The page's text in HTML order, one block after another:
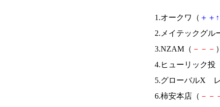
1.オークワ（ ＋ ＋ ↑
2.メイテックグル
3.NZAM（ － － －
4.ヒューリック投
5.グローバルX
6.柿安本店（ － －